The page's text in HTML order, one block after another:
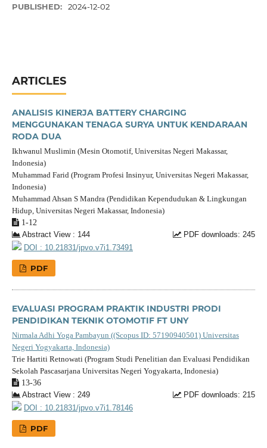
PUBLISHED: 2024-12-02
ARTICLES
ANALISIS KINERJA BATTERY CHARGING
MENGGUNAKAN TENAGA SURYA UNTUK KENDARAAN
RODA DUA
Ikhwanul Muslimin (Mesin Otomotif, Universitas Negeri Makassar,
Indonesia)
Muhammad Farid (Program Profesi Insinyur, Universitas Negeri Makassar,
Indonesia)
Muhammad Ahsan S Mandra (Pendidikan Kependudukan & Lingkungan
Hidup, Universitas Negeri Makassar, Indonesia)
1-12
Abstract View : 144
PDF downloads: 245
DOI : 10.21831/jpvo.v7i1.73491
PDF
EVALUASI PROGRAM PRAKTIK INDUSTRI PRODI
PENDIDIKAN TEKNIK OTOMOTIF FT UNY
Nirmala Adhi Yoga Pambayun ((Scopus ID: 57190940501) Universitas
Negeri Yogyakarta, Indonesia)
Trie Hartiti Retnowati (Program Studi Penelitian dan Evaluasi Pendidikan
Sekolah Pascasarjana Universitas Negeri Yogyakarta, Indonesia)
13-36
Abstract View : 249
PDF downloads: 215
DOI : 10.21831/jpvo.v7i1.78146
PDF